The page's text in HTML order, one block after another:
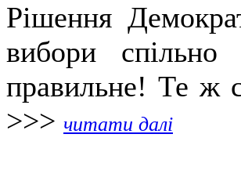
Рішення
вибори
правильне! Те ж
>>> читати далі